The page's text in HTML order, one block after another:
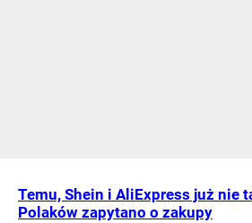
Temu, Shein i AliExpress już nie
Polaków zapytano o zakupy